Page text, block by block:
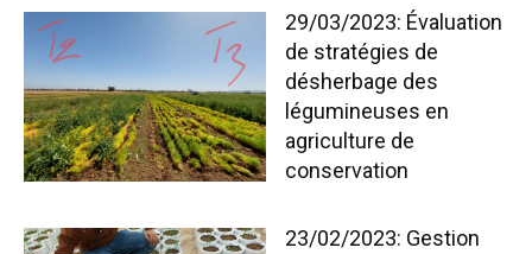
29/03/2023: Évaluation
de stratégies de
désherbage des
légumineuses en
agriculture de
conservation
23/02/2023: Gestion